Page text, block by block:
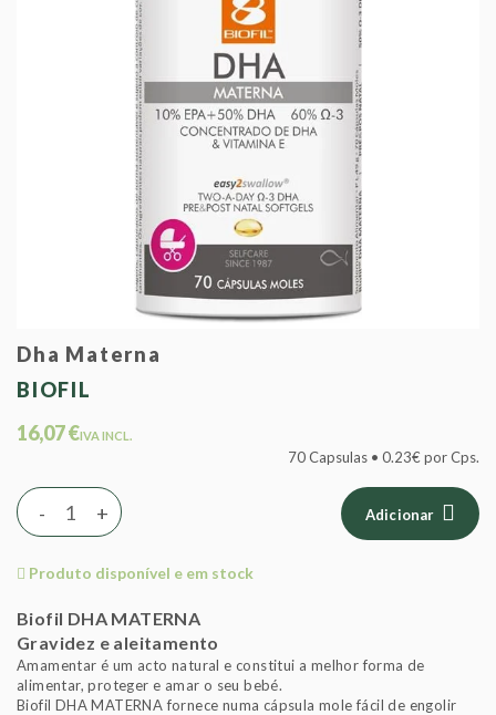
Dha Materna
BIOFIL
16,07 €IVA INCL.
70 Capsulas • 0.23€ por Cps.
+
- Adicionar
Produto disponível e em stock
Biofil DHA MATERNA
Gravidez e aleitamento
Amamentar é um acto natural e constitui a melhor forma de
alimentar, proteger e amar o seu bebé.
Biofil DHA MATERNA fornece numa cápsula mole fácil de engolir